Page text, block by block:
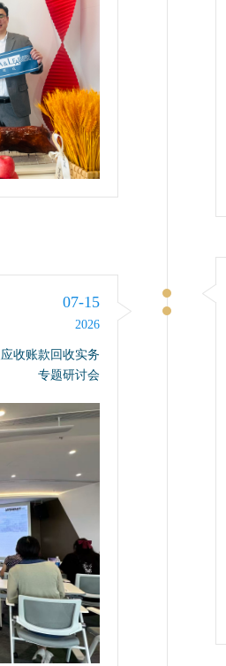
07-15
2026
收账款回收实务
专题研讨会